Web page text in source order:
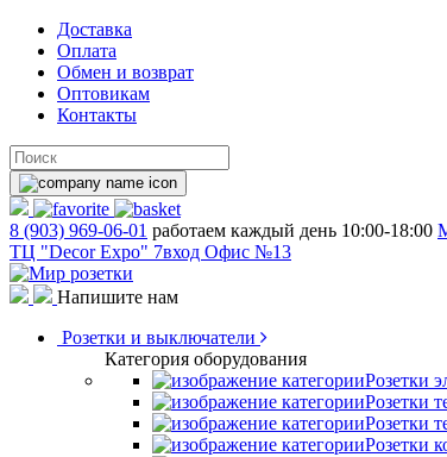
Доставка
Оплата
Обмен и возврат
Оптовикам
Контакты
8 (903) 969-06-01 работаем каждый день 10:00-18:00
ТЦ "Decor Expo" 7вход Офис №13
Напишите нам
Розетки и выключатели
Категория оборудования
Розетки
Розетки
Розетки
Розетки